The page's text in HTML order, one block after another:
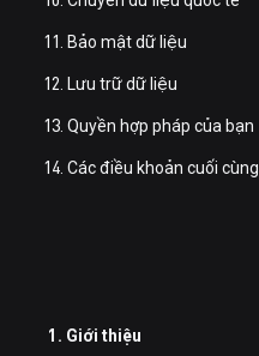
Bảo mật dữ liệu
Lưu trữ dữ liệu
Quyền hợp pháp của bạn
Các điều khoản cuối cùng
1. Giới thiệu